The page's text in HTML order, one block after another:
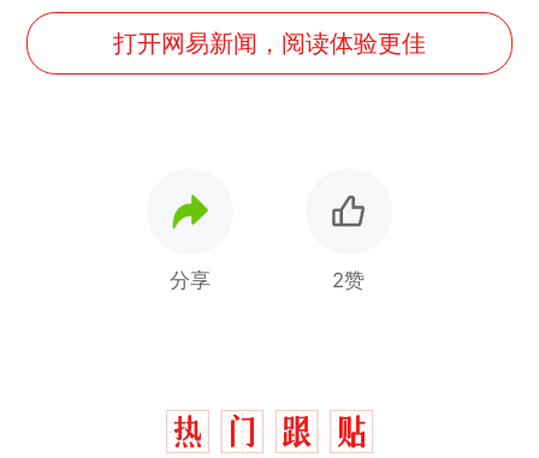
打开网易新闻，阅读体验更佳
分享 2赞
热
那个在床头放菜刀的女孩，